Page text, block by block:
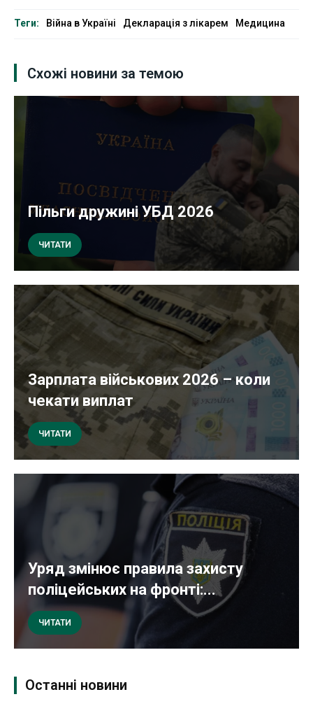
Теги: Війна в Україні Декларація з лікарем Медицина
Схожі новини за темою
Пільги дружині УБД 2026
ЧИТАТИ
Зарплата військових 2026 – коли
чекати виплат
ЧИТАТИ
Уряд змінює правила захисту
поліцейських на фронті:...
ЧИТАТИ
Останні новини